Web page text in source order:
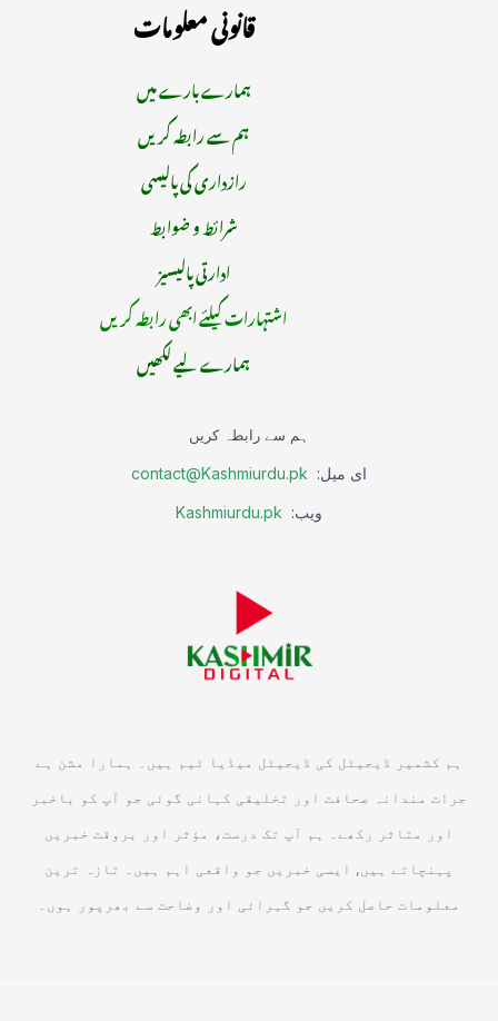
قانونی معلومات
ہمارے بارے میں
ہم سے رابطہ کریں
رازداری کی پالیسی
شرائط و ضوابط
ادارتی پالیسیز
اشتہارات کیلئے ابھی رابطہ کریں
ہمارے لیے لکھیں
ہم سے رابطہ کریں
ای میل: contact@Kashmiurdu.pk
ویب: Kashmiurdu.pk
ہم کشمیر ڈیجیٹل کی ڈیجیٹل میڈیا ٹیم ہیں۔ ہمارا مشن ہے
جرات مندانہ صحافت اور تخلیقی کہانی گوئی جو آپ کو باخبر
اور متاثر رکھے۔ ہم آپ تک درست، مؤثر اور بروقت خبریں
پہنچاتے ہیں, ایسی خبریں جو واقعی اہم ہیں۔ تازہ ترین
معلومات حاصل کریں جو گہرائی اور وضاحت سے بھرپور ہوں۔